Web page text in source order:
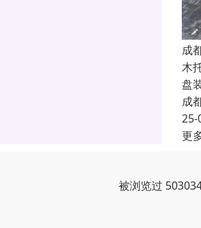
成
木
盘
成
25-
更
被浏览过